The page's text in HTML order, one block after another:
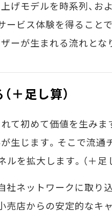
げモデルを時系列、お
ービス体験を得ること
ーが生まれる流れとな
＋足し算）
初めて価値を生みま
生じます。そこで流
を拡大します。（＋足
社ネットワークに取り
売店からの安定的なキ